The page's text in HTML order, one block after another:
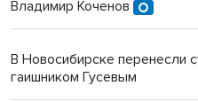
Владимир Коченов
В Новосибирске перенесли
гаишником Гусевым